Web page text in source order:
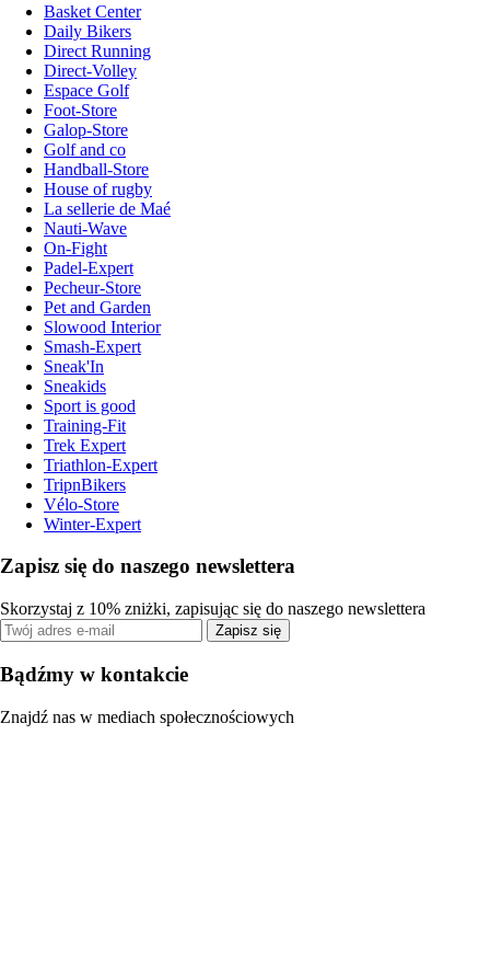
Basket Center
Daily Bikers
Direct Running
Direct-Volley
Espace Golf
Foot-Store
Galop-Store
Golf and co
Handball-Store
House of rugby
La sellerie de Maé
Nauti-Wave
On-Fight
Padel-Expert
Pecheur-Store
Pet and Garden
Slowood Interior
Smash-Expert
Sneak'In
Sneakids
Sport is good
Training-Fit
Trek Expert
Triathlon-Expert
TripnBikers
Vélo-Store
Winter-Expert
Zapisz się do naszego newslettera
Skorzystaj z 10% zniżki, zapisując się do naszego newslettera
Zapisz się
Bądźmy w kontakcie
Znajdź nas w mediach społecznościowych